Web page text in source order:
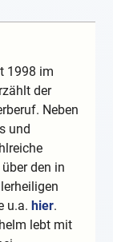
1998 im
der
Neben
und
den in
u.a.hier.
lebt mit